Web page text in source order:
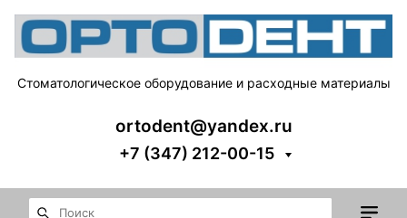
Стоматологическое оборудование и расходные материалы
ortodent@yandex.ru
+7 (347) 212-00-15